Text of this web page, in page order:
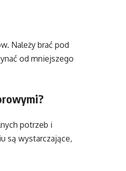
Należy brać pod
od mniejszego
potrzeb i
są wystarczające,